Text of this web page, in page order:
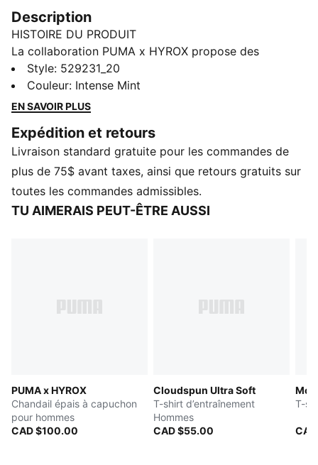
Description
HISTOIRE DU PRODUIT
La collaboration PUMA x HYROX propose des
modèles haute performance spécialement conçus
pour la course d’entraînement ultime. Ce t-shirt est
conçu pour les jours de course, les entraînements
mouvement, pour que tu puisses aller chercher ta
prochaine ligne d'arrivée.
CARACTÉRISTIQUES ET AVANTAGES
Fabriqué avec au moins 50 % de matériaux recyclés
DÉTAILS
Les matériaux ThermoAdapt utilisent la chaleur
corporelle pour réguler la température et t’assurer un
confort optimal
Style: 529231_20
Couleur: Intense Mint
EN SAVOIR PLUS
Expédition et retours
Livraison standard gratuite pour les commandes de
plus de 75$ avant taxes, ainsi que retours gratuits sur
toutes les commandes admissibles.
TU AIMERAIS PEUT-ÊTRE AUSSI
PUMA x HYROX
Chandail épais à capuchon
pour hommes
CAD $100.00
Cloudspun Ultra Soft
T-shirt d’entraînement
Hommes
CAD $55.00
T-